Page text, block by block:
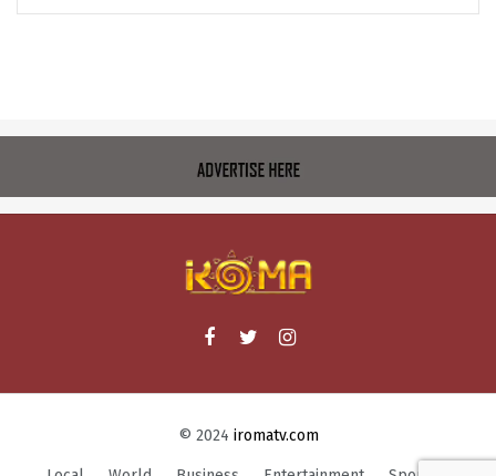
© 2024 iromatv.com